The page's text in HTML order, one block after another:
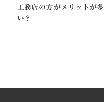
工務店の方がメリットが多
い？